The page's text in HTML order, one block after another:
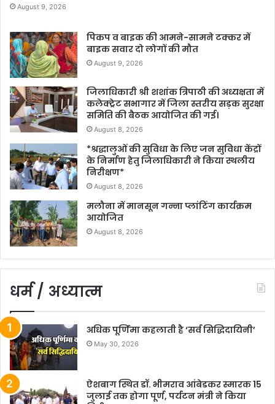
August 9, 2026
पिकप व बाइक की आमने-सामने टक्कर में
बाइक सवार दो लोगों की मौत
August 9, 2026
जिलाधिकारी श्री शशांक त्रिपाठी की अध्यक्षता में
कलेक्ट्रेट सभागार में जिला स्तरीय सड़क सुरक्षा
समिति की बैठक आयोजित की गई।
August 8, 2026
*श्रद्धालुओं की सुविधा के लिए जन सुविधा केंद्रों
के निर्माण हेतु जिलाधिकारी ने किया स्थलीय
निरीक्षण*
August 8, 2026
मलौना में मानसून गन्ना प्लांटिंग कार्यक्रम
आयोजित
August 8, 2026
धर्म / अध्यात्म
अधिक पूर्णिमा कहलाती है ‘सर्व सिद्धिदायिनी’
May 30, 2026
ऐशबाग स्थित डॉ. भीमराव आंबेडकर स्मारक 15
जुलाई तक होगा पूर्ण, पर्यटन मंत्री ने किया